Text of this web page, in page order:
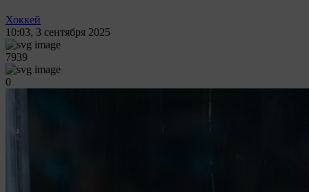
Хоккей
10:03, 3 сентября 2025
7939
0